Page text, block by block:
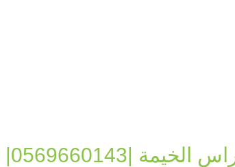
اسقف جبس